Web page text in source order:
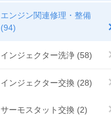
エンジン関連修理・整備
(94)
インジェクター洗浄 (58)
インジェクター交換 (28)
サーモスタット交換 (2)